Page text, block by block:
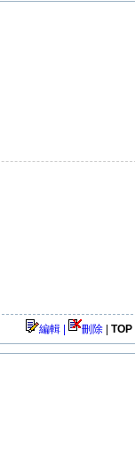
編輯 | 刪除 TOP